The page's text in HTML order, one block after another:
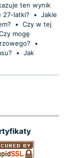
ten wynik
27-latki? • Jakie
• Czy w tej
mogę
•
• Jak